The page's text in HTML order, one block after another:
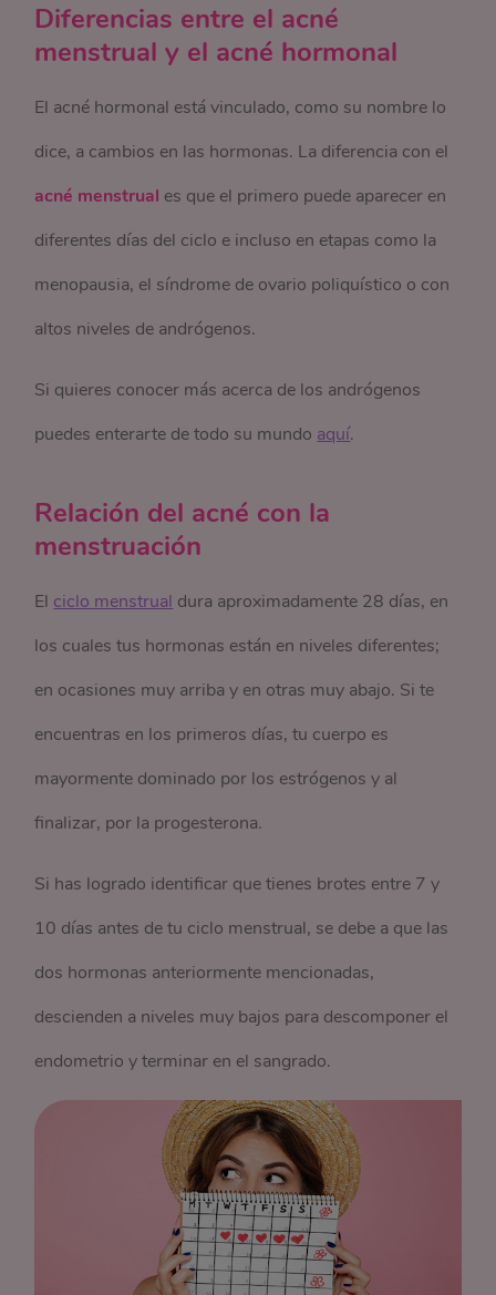
Diferencias entre el acné
menstrual y el acné hormonal
El acné hormonal está vinculado, como su nombre lo
dice, a cambios en las hormonas. La diferencia con el
acné menstrual es que el primero puede aparecer en
diferentes días del ciclo e incluso en etapas como la
menopausia, el síndrome de ovario poliquístico o con
altos niveles de andrógenos.
Si quieres conocer más acerca de los andrógenos
puedes enterarte de todo su mundo aquí.
Relación del acné con la
menstruación
El ciclo menstrual dura aproximadamente 28 días, en
los cuales tus hormonas están en niveles diferentes;
en ocasiones muy arriba y en otras muy abajo. Si te
encuentras en los primeros días, tu cuerpo es
mayormente dominado por los estrógenos y al
finalizar, por la progesterona.
Si has logrado identificar que tienes brotes entre 7 y
10 días antes de tu ciclo menstrual, se debe a que las
dos hormonas anteriormente mencionadas,
descienden a niveles muy bajos para descomponer el
endometrio y terminar en el sangrado.